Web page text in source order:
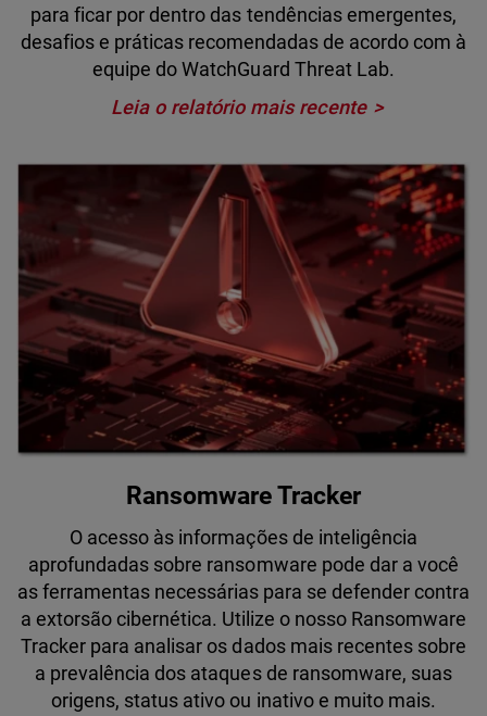
para ficar por dentro das tendências emergentes,
desafios e práticas recomendadas de acordo com à
equipe do WatchGuard Threat Lab.
Leia o relatório mais recente
Ransomware Tracker
O acesso às informações de inteligência
aprofundadas sobre ransomware pode dar a você
as ferramentas necessárias para se defender contra
a extorsão cibernética. Utilize o nosso Ransomware
Tracker para analisar os dados mais recentes sobre
a prevalência dos ataques de ransomware, suas
origens, status ativo ou inativo e muito mais.